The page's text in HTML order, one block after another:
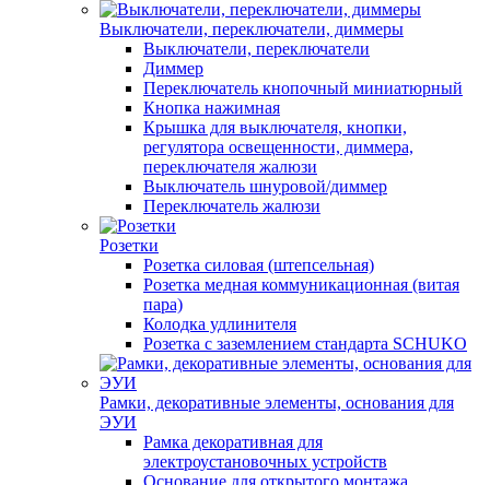
Выключатели, переключатели, диммеры
Выключатели, переключатели
Диммер
Переключатель кнопочный миниатюрный
Кнопка нажимная
Крышка для выключателя, кнопки,
регулятора освещенности, диммера,
переключателя жалюзи
Выключатель шнуровой/диммер
Переключатель жалюзи
Розетки
Розетка силовая (штепсельная)
Розетка медная коммуникационная (витая
пара)
Колодка удлинителя
Розетка с заземлением стандарта SCHUKO
Рамки, декоративные элементы, основания для
ЭУИ
Рамка декоративная для
электроустановочных устройств
Основание для открытого монтажа